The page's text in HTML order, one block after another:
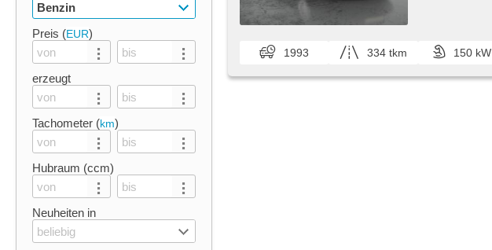
Benzin
Preis (EUR)
erzeugt
Tachometer (km)
Hubraum (ccm)
Neuheiten in
beliebig
1993 334 tkm 150 kW